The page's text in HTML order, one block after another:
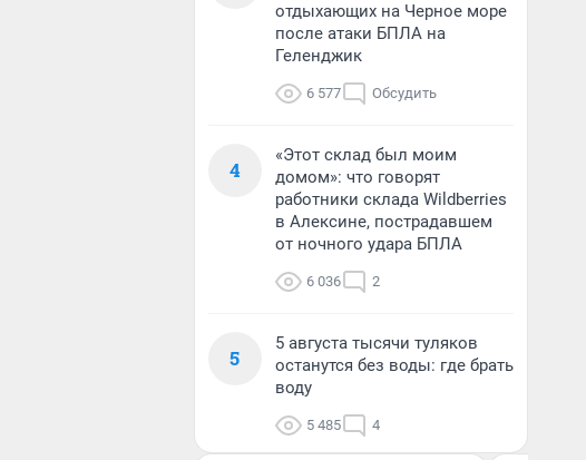
отдыхающих на Черное море
после атаки БПЛА на
Геленджик
6 577 Обсудить
4
«Этот склад был моим
домом»: что говорят
работники склада Wildberries
в Алексине, пострадавшем
от ночного удара БПЛА
6 036 2
5
5 августа тысячи туляков
останутся без воды: где брать
воду
5 485 4